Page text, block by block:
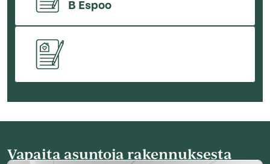
B Espoo
Vapaita asuntoja rakennuksesta